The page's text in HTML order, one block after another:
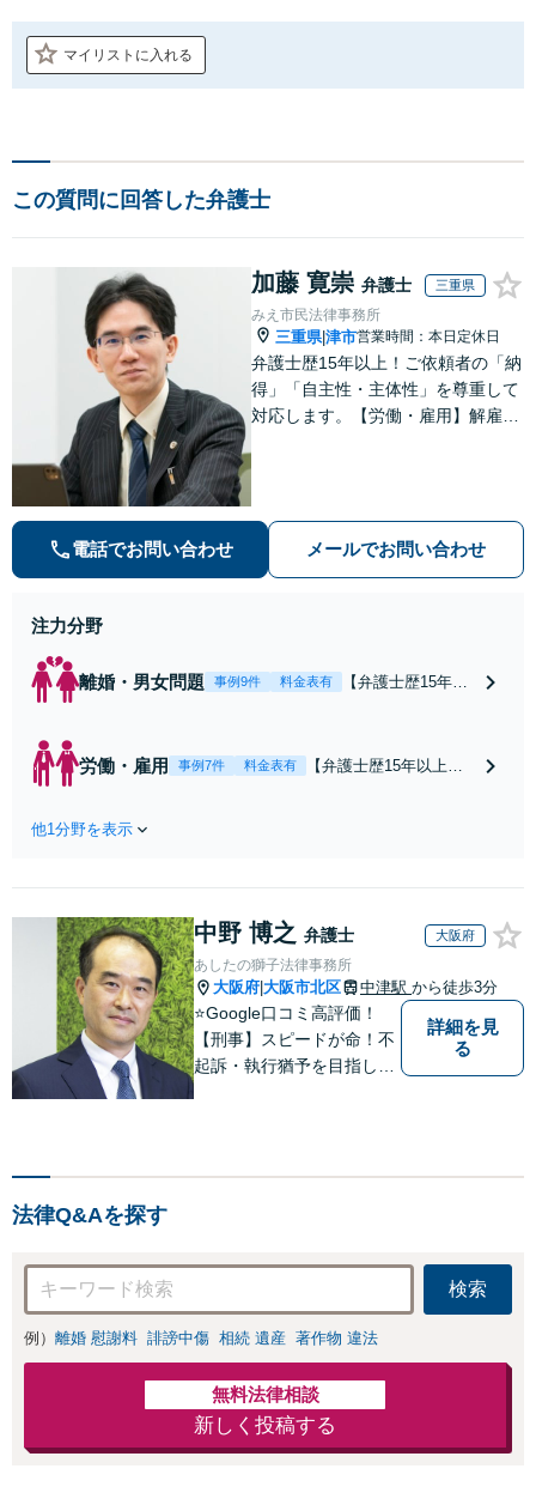
マイリストに入れる
この質問に回答した弁護士
加藤 寛崇 弁護士 三重県
みえ市民法律事務所
三重県|津市営業時間：本日定休日
弁護士歴15年以上！ご依頼者の「納
得」「自主性・主体性」を尊重して
対応します。【労働・雇用】解雇や
電話でお問い合わせ メールでお問い合わせ
注力分野
離婚・男女問題 事例9件 料金表有
【弁護士歴15年以
不倫による調停や
す【オンライン面
談OK】【お子さま
連れの相談可】
労働・雇用 事例7件 料金表有
【弁護士歴15年以上】
証拠集めのコツをお伝
だける解決のためにご
依頼者と二人三脚で取
り組みます【オンライ
ン面談OK】
他1分野を表示
中野 博之 弁護士 大阪府
あしたの獅子法律事務所
大阪府 大阪市北区 中津駅 から徒歩3分
⭐️Google口コミ高評価！
【刑事】スピードが命！不
起訴・執行猶予を目指しま
詳細を見
る
法律Q&Aを探す
検索
例） 離婚 慰謝料 誹謗中傷 相続 遺産 著作物 違法
無料法律相談
新しく投稿する